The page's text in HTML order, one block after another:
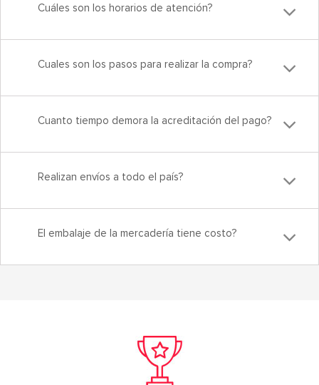
Cuáles son los horarios de atención?
Cuales son los pasos para realizar la compra?
Cuanto tiempo demora la acreditación del pago?
Realizan envíos a todo el país?
El embalaje de la mercadería tiene costo?